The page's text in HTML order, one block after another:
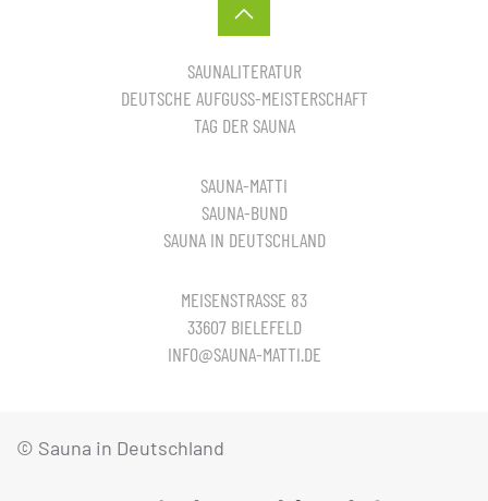
SAUNALITERATUR
DEUTSCHE AUFGUSS-MEISTERSCHAFT
TAG DER SAUNA
SAUNA-MATTI
SAUNA-BUND
SAUNA IN DEUTSCHLAND
MEISENSTRASSE 83
33607 BIELEFELD
INFO@SAUNA-MATTI.DE
© Sauna in Deutschland